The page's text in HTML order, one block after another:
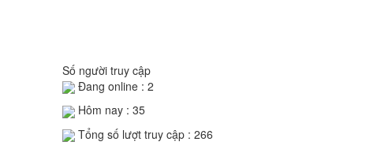
Số người truy cập
Đang online : 2
Hôm nay : 35
Tổng số lượt truy cập : 266